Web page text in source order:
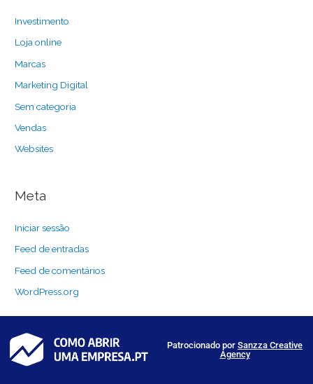
Investimento
Loja online
Marcas
Marketing Digital
Sem categoria
Vendas
Websites
Meta
Iniciar sessão
Feed de entradas
Feed de comentários
WordPress.org
Patrocionado por Sanzza Creative
Agency